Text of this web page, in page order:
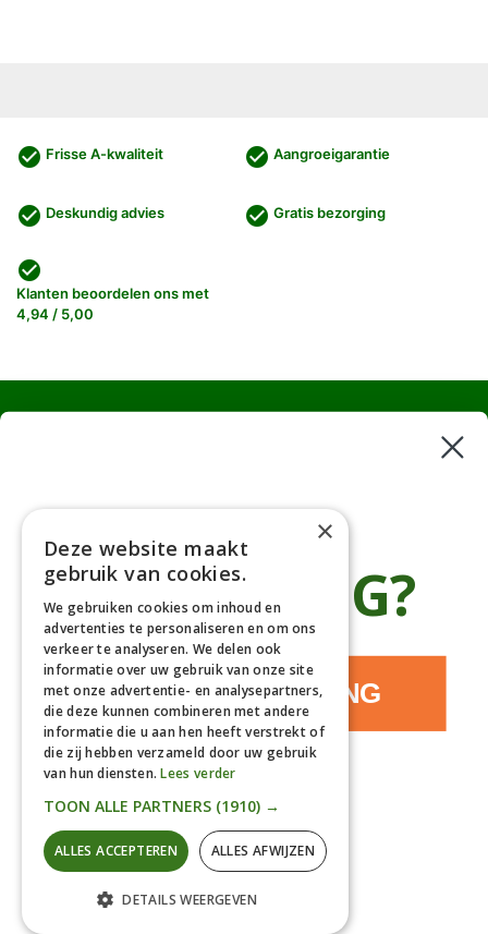
check_circle Frisse A-kwaliteit check_circle Aangroeigarantie
check_circle Deskundig advies check_circle Gratis bezorging
check_circle
Klanten beoordelen ons met
4,94 / 5,00
Afhaaladres
Deurningerweg 50, 7623 AH Borne, Nederland
(op afspraak!)
Kantooradres
Bornsedijk 60, 7559 PT Hengelo, Nederland
085-0475588
06-17314481
info@gardline.nl
© 2026 Powered by Gardline™. All Rights Reserved
×
Deze website maakt
gebruik van cookies.
We gebruiken cookies om inhoud en
advertenties te personaliseren en om ons
verkeer te analyseren. We delen ook
informatie over uw gebruik van onze site
met onze advertentie- en analysepartners,
die deze kunnen combineren met andere
informatie die u aan hen heeft verstrekt of
die zij hebben verzameld door uw gebruik
van hun diensten.Lees verder
TOON ALLE PARTNERS (1910) →
ALLES ACCEPTEREN ALLES AFWIJZEN
DETAILS WEERGEVEN
€5 KORTING?
JA, IK WIL KORTING